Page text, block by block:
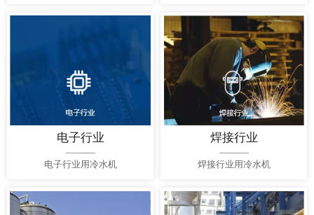
电子行业
电子行业用冷水机
焊接行业
焊接行业用冷水机